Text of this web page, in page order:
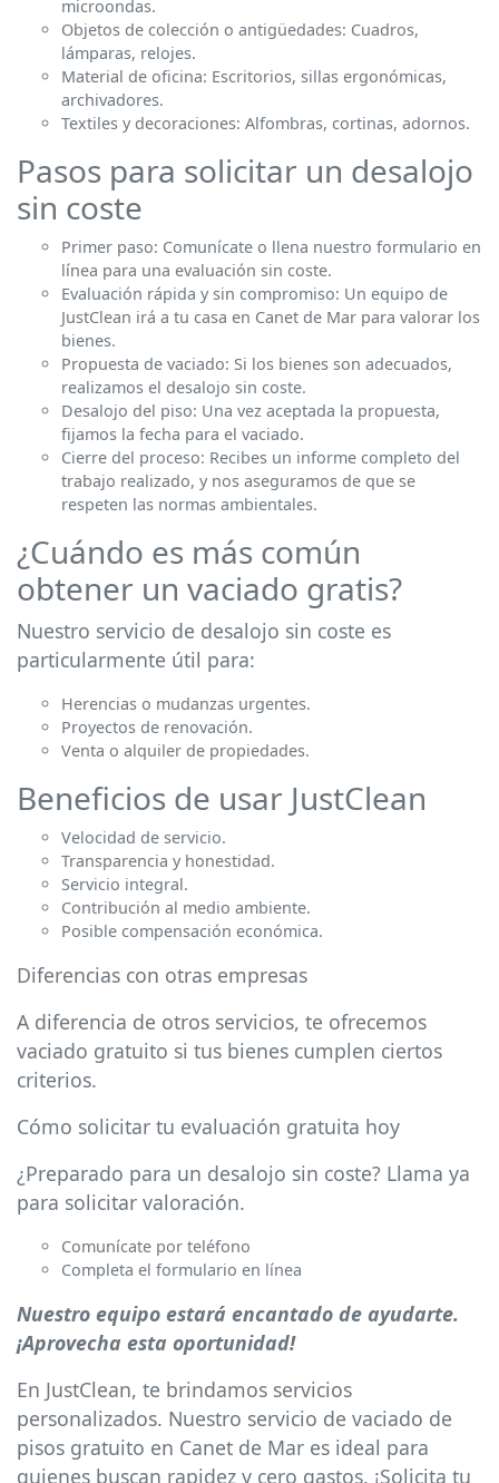
microondas.
Objetos de colección o antigüedades: Cuadros,
lámparas, relojes.
Material de oficina: Escritorios, sillas ergonómicas,
archivadores.
Textiles y decoraciones: Alfombras, cortinas, adornos.
Pasos para solicitar un desalojo
sin coste
Primer paso: Comunícate o llena nuestro formulario en
línea para una evaluación sin coste.
Evaluación rápida y sin compromiso: Un equipo de
JustClean irá a tu casa en Canet de Mar para valorar los
bienes.
Propuesta de vaciado: Si los bienes son adecuados,
realizamos el desalojo sin coste.
Desalojo del piso: Una vez aceptada la propuesta,
fijamos la fecha para el vaciado.
Cierre del proceso: Recibes un informe completo del
trabajo realizado, y nos aseguramos de que se
respeten las normas ambientales.
¿Cuándo es más común
obtener un vaciado gratis?
Nuestro servicio de desalojo sin coste es
particularmente útil para:
Herencias o mudanzas urgentes.
Proyectos de renovación.
Venta o alquiler de propiedades.
Beneficios de usar JustClean
Velocidad de servicio.
Transparencia y honestidad.
Servicio integral.
Contribución al medio ambiente.
Posible compensación económica.
Diferencias con otras empresas
A diferencia de otros servicios, te ofrecemos
vaciado gratuito si tus bienes cumplen ciertos
criterios.
Cómo solicitar tu evaluación gratuita hoy
¿Preparado para un desalojo sin coste? Llama ya
para solicitar valoración.
Comunícate por teléfono
Completa el formulario en línea
Nuestro equipo estará encantado de ayudarte.
¡Aprovecha esta oportunidad!
En JustClean, te brindamos servicios
personalizados. Nuestro servicio de vaciado de
pisos gratuito en Canet de Mar es ideal para
quienes buscan rapidez y cero gastos. ¡Solicita tu